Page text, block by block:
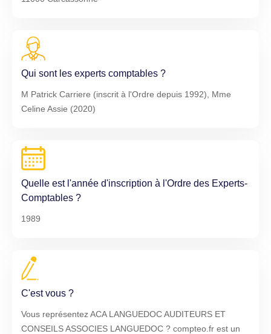
Qui sont les experts comptables ?
M Patrick Carriere (inscrit à l'Ordre depuis 1992), Mme
Celine Assie (2020)
Quelle est l'année d'inscription à l'Ordre des Experts-
Comptables ?
1989
C'est vous ?
Vous représentez ACA LANGUEDOC AUDITEURS ET
CONSEILS ASSOCIES LANGUEDOC ? compteo.fr est un